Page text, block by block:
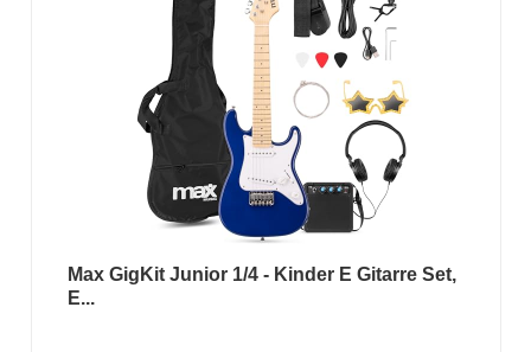
Max GigKit Junior 1/4 - Kinder E Gitarre Set,
E...